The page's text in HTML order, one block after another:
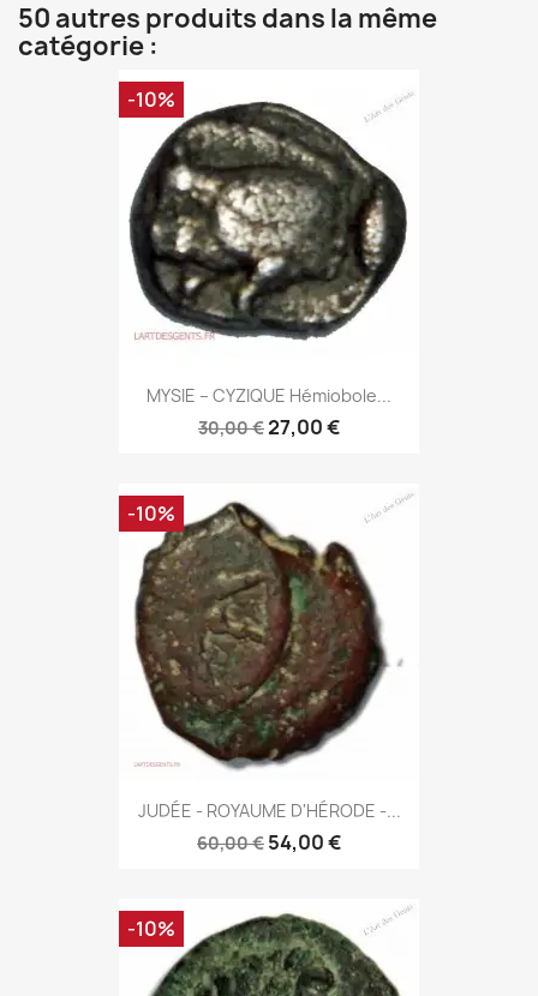
50 autres produits dans la même
catégorie :
MYSIE – CYZIQUE Hémiobole...
30,00 €27,00 €
-10%
JUDÉE - ROYAUME D'HÉRODE -...
60,00 € 54,00 €
-10%
-10%